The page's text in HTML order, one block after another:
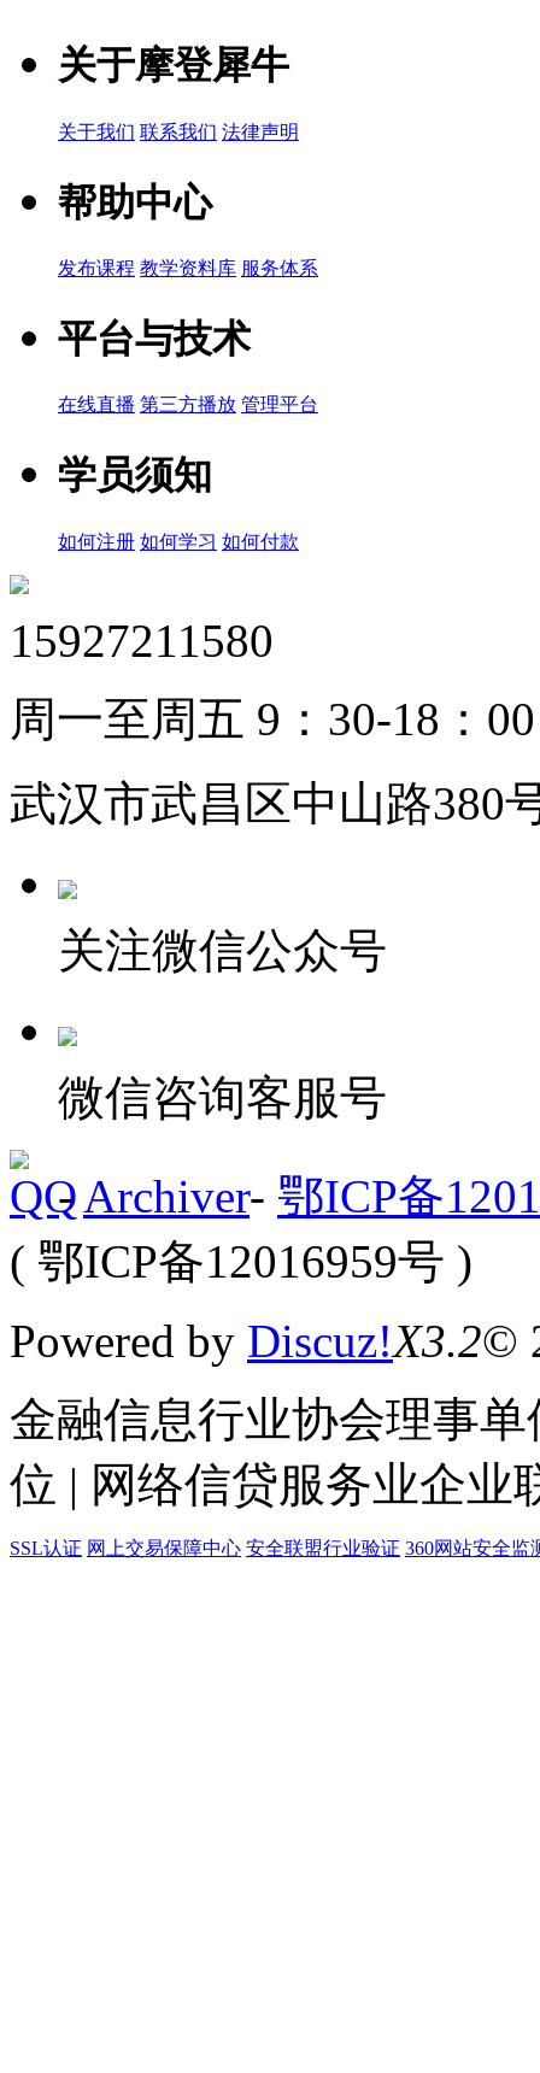
关于摩登犀牛
关于我们 联系我们 法律声明
帮助中心
发布课程 教学资料库 服务体系
平台与技术
在线直播 第三方播放 管理平台
学员须知
如何注册 如何学习 如何付款
15927211580
周一至周五 9：30-18：00
武汉市武昌区中山路380
关注微信公众号
微信咨询客服号
- Archiver- 鄂ICP备
( 鄂ICP备12016959号 )
Powered by Discuz!X3.2©
金融信息行业协会理事
位 | 网络信贷服务业企业
SSL认证 网上交易保障中心 安全联盟行业验证 360网站安全监